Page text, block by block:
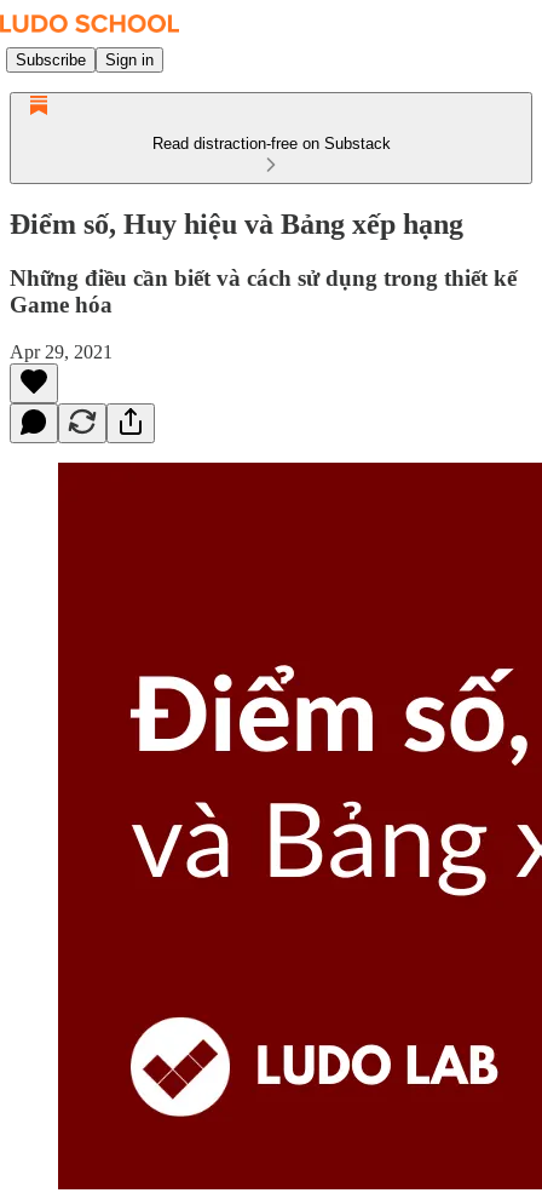
Subscribe Sign in
Read distraction-free on Substack
Điểm số, Huy hiệu và Bảng xếp hạng
Những điều cần biết và cách sử dụng trong thiết kế
Game hóa
Apr 29, 2021